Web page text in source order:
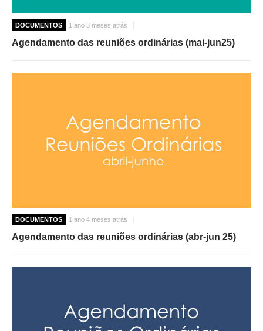
DOCUMENTOS 1 ano 3 meses atrás
Agendamento das reuniões ordinárias (mai-jun25)
DOCUMENTOS 1 ano 4 meses atrás
Agendamento das reuniões ordinárias (abr-jun 25)